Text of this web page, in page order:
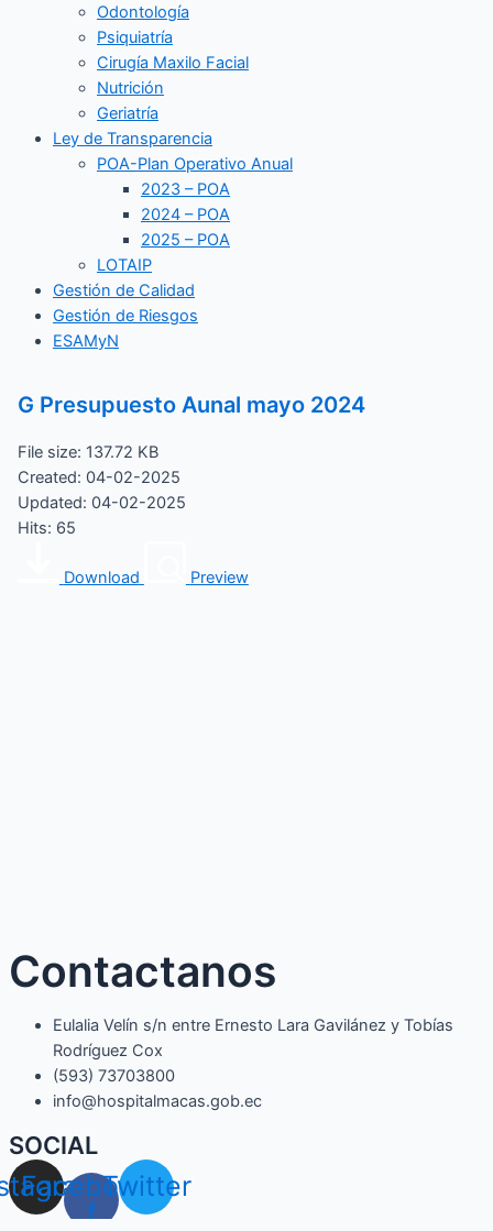
Odontología
Psiquiatría
Cirugía Maxilo Facial
Nutrición
Geriatría
Ley de Transparencia
POA-Plan Operativo Anual
2023 – POA
2024 – POA
2025 – POA
LOTAIP
Gestión de Calidad
Gestión de Riesgos
ESAMyN
G Presupuesto Aunal mayo 2024
File size: 137.72 KB
Created: 04-02-2025
Updated: 04-02-2025
Hits: 65
Download Preview
Contactanos
Eulalia Velín s/n entre Ernesto Lara Gavilánez y Tobías
Rodríguez Cox
(593) 73703800​
info@hospitalmacas.gob.ec
SOCIAL
Facebook-
f
Twitter